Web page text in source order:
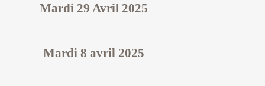
Mardi 29 Avril 2025
Mardi 8 avril 2025